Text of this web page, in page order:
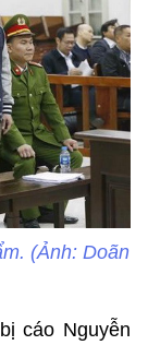
(Ảnh: Doãn
cáo Nguyễn